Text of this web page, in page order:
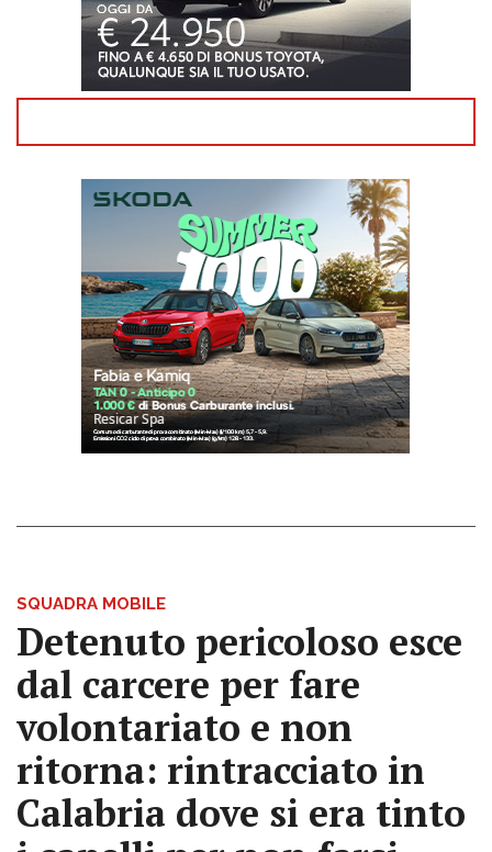
SQUADRA MOBILE
Detenuto pericoloso esce
dal carcere per fare
volontariato e non
ritorna: rintracciato in
Calabria dove si era tinto